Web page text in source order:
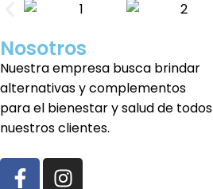
Nosotros
Nuestra empresa busca brindar
alternativas y complementos
para el bienestar y salud de todos
nuestros clientes.